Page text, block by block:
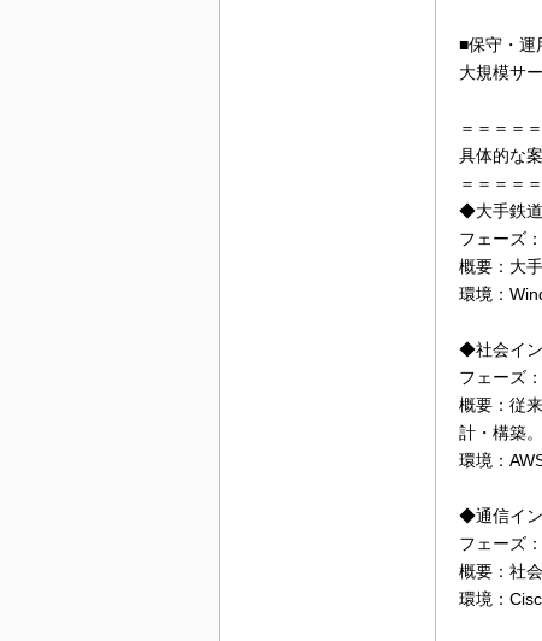
■保守・運
大規模サ
＝＝＝＝
具体的な
＝＝＝＝
◆大手鉄道
フェーズ
概要：大
環境：
◆社会イン
フェーズ
概要：従
計・構築。
環境：
◆通信イ
フェーズ
概要：社
環境：